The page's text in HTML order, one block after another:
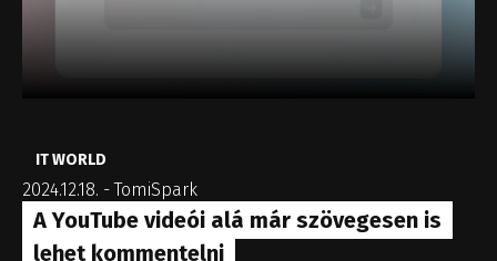
IT WORLD
2024.12.18. -TomiSpark
A YouTube videói alá már szövegesen is
lehet kommentelni